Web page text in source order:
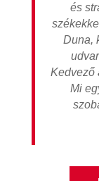
és
Duna,
Kedvező
Mi